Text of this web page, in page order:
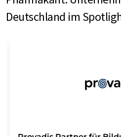
Deutschland im